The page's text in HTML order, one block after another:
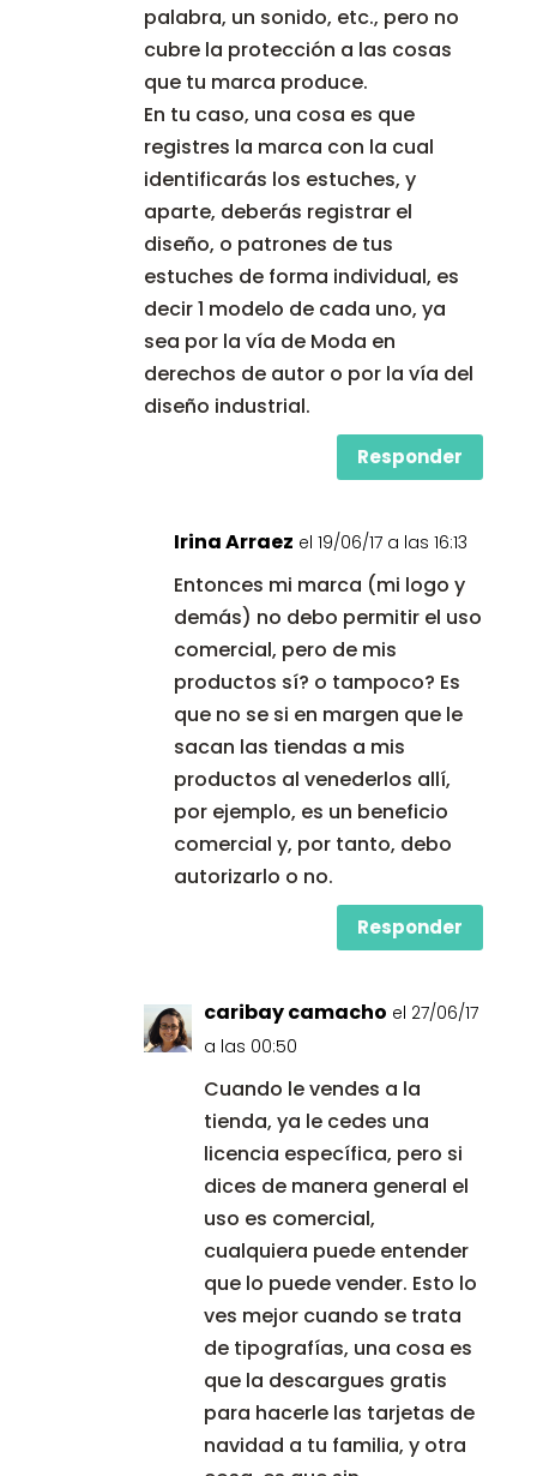
palabra, un sonido, etc., pero no
cubre la protección a las cosas
que tu marca produce.
En tu caso, una cosa es que
registres la marca con la cual
identificarás los estuches, y
aparte, deberás registrar el
diseño, o patrones de tus
estuches de forma individual, es
decir 1 modelo de cada uno, ya
sea por la vía de Moda en
derechos de autor o por la vía del
diseño industrial.
Responder
Irina Arraez el 19/06/17 a las 16:13
Entonces mi marca (mi logo y
demás) no debo permitir el uso
comercial, pero de mis
productos sí? o tampoco? Es
que no se si en margen que le
sacan las tiendas a mis
productos al venederlos allí,
por ejemplo, es un beneficio
comercial y, por tanto, debo
autorizarlo o no.
Responder
caribay camacho el 27/06/17
a las 00:50
Cuando le vendes a la
tienda, ya le cedes una
licencia específica, pero si
dices de manera general el
uso es comercial,
cualquiera puede entender
que lo puede vender. Esto lo
ves mejor cuando se trata
de tipografías, una cosa es
que la descargues gratis
para hacerle las tarjetas de
navidad a tu familia, y otra